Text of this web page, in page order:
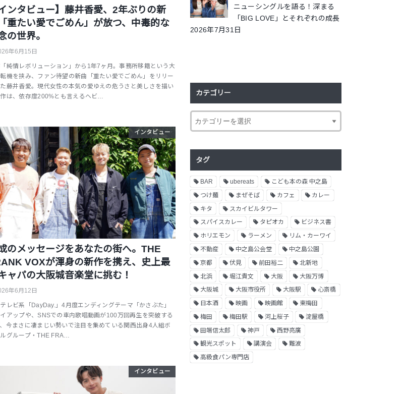
インタビュー】藤井香愛、2年ぶりの新
重たい愛でごめん」が放つ、中毒的な
の世界。
年6月15日
純情レボリューション」から1年7ヶ月。事務所移籍という大
機を挟み、ファン待望の新曲「重たい愛でごめん」をリリー
藤井香愛。現代女性の本気の愛ゆえの危うさと美しさを描い
は、依存度200%とも言えるヘビ…
インタビュー
のメッセージをあなたの街へ。THE
VOXが渾身の新作を携え、史上最
ャパの大阪城音楽堂に挑む！
年6月12日
テレビ系「DayDay.」4月度エンディングテーマ「かさぶた」
アップや、SNSでの車内歌唱動画が100万回再生を突破する
今まさに凄まじい勢いで注目を集めている関西出身4人組ボ
グループ・THE FRA…
インタビュー
ニューシングルを語る！深まる
「BIG LOVE」とそれぞれの成長
2026年7月31日
カテゴリー
タグ
BAR ubereats
こども本の森 中之島
つけ麺
まぜそば カフェ
カレー
キタ
スカイビルタワー
スパイスカレー
タピオカ
ビジネス書
ホリエモン
ラーメン
リム・カーワイ
不動産
中之島公会堂
中之島公園
京都
伏見 前田裕二
北新地
北浜
堀江貴文 大阪
大阪万博
大阪城
大阪市役所 大阪駅
心斎橋
日本酒
映画 映画館
東梅田
梅田
梅田駅 河上桜子
淀屋橋
田端信太郎
神戸
西野亮廣
観光スポット
講演会
難波
高級食パン専門店